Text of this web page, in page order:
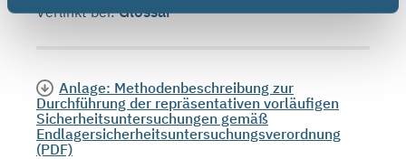
Verlinkt bei:Glossar
Anlage: Methodenbeschreibung zur
Durchführung der repräsentativen vorläufigen
Sicherheitsuntersuchungen gemäß
Endlagersicherheitsuntersuchungsverordnung
(PDF)